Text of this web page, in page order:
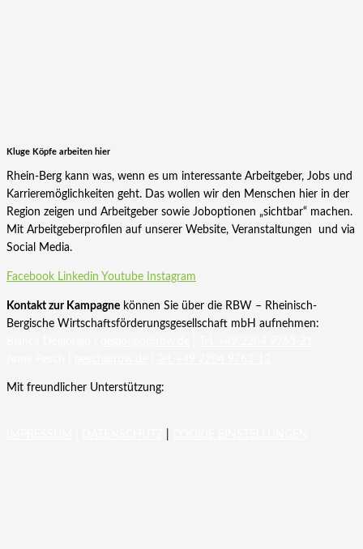
Kluge Köpfe arbeiten hier
Rhein-Berg kann was, wenn es um interessante Arbeitgeber, Jobs und
Karrieremöglichkeiten geht. Das wollen wir den Menschen hier in der
Region zeigen und Arbeitgeber sowie Joboptionen „sichtbar“ machen.
Mit Arbeitgeberprofilen auf unserer Website, Veranstaltungen und via
Social Media.
Facebook Linkedin Youtube Instagram
Kontakt zur Kampagne können Sie über die RBW – Rheinisch-
Bergische Wirtschaftsförderungsgesellschaft mbH aufnehmen:
Mit freundlicher Unterstützung: